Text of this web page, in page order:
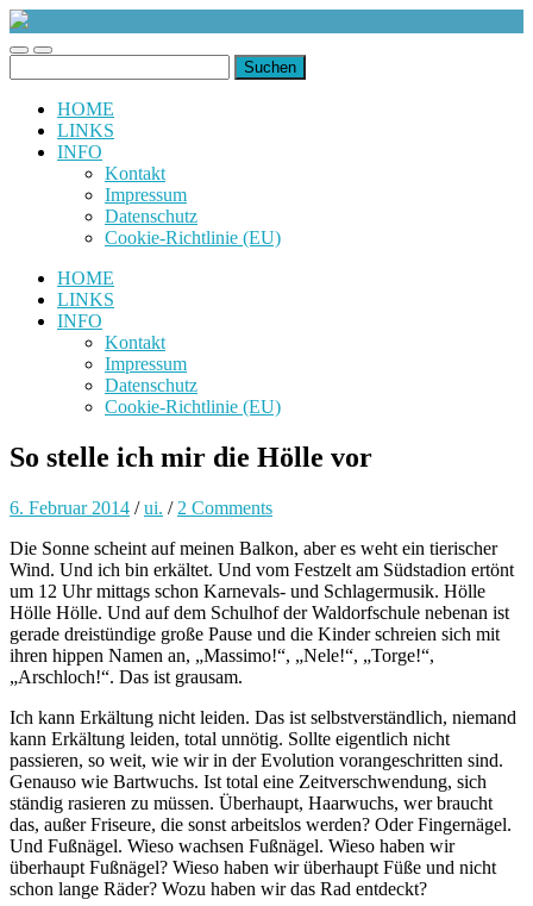
uiuiuiuiuiuiui.de
Toggle
mobile
Toggle
search
nach:
HOME
LINKS
INFO
Kontakt
Impressum
Datenschutz
Cookie-Richtlinie (EU)
HOME
LINKS
INFO
Kontakt
Impressum
Datenschutz
Cookie-Richtlinie (EU)
So stelle ich mir die Hölle vor
6. Februar 2014 /ui. / 2 Comments
Die Sonne scheint auf meinen Balkon, aber es weht ein tierischer
Wind. Und ich bin erkältet. Und vom Festzelt am Südstadion ertönt
um 12 Uhr mittags schon Karnevals- und Schlagermusik. Hölle
Hölle Hölle. Und auf dem Schulhof der Waldorfschule nebenan ist
gerade dreistündige große Pause und die Kinder schreien sich mit
ihren hippen Namen an, „Massimo!“, „Nele!“, „Torge!“,
„Arschloch!“. Das ist grausam.
Ich kann Erkältung nicht leiden. Das ist selbstverständlich, niemand
kann Erkältung leiden, total unnötig. Sollte eigentlich nicht
passieren, so weit, wie wir in der Evolution vorangeschritten sind.
Genauso wie Bartwuchs. Ist total eine Zeitverschwendung, sich
ständig rasieren zu müssen. Überhaupt, Haarwuchs, wer braucht
das, außer Friseure, die sonst arbeitslos werden? Oder Fingernägel.
Und Fußnägel. Wieso wachsen Fußnägel. Wieso haben wir
überhaupt Fußnägel? Wieso haben wir überhaupt Füße und nicht
schon lange Räder? Wozu haben wir das Rad entdeckt?